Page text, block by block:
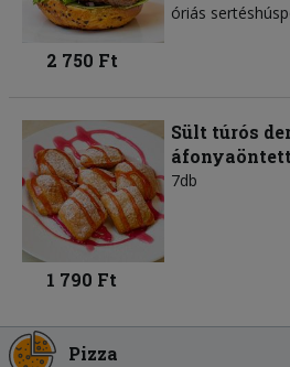
óriás
2 750 Ft
Sült túrós
7db
1 790 Ft
Pizza